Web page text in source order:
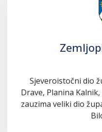
Sjeveroistočni dio
Drave, Planina
zauzima veliki dio